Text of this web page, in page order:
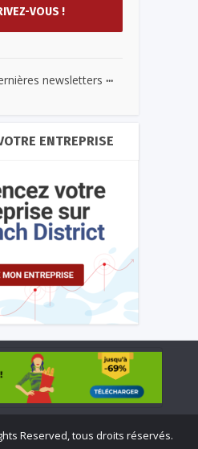
newsletters ...
ENTREPRISE
Reserved, tous droits réservés.